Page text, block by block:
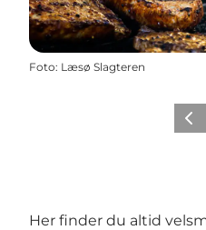
Foto: Læsø Slagteren
Her finder du altid